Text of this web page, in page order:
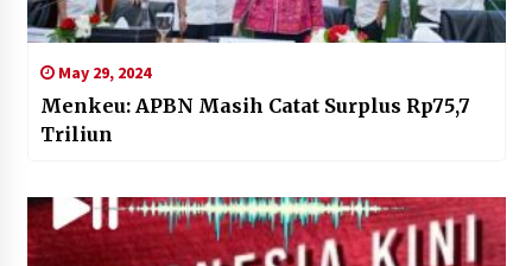
May 29, 2024
Menkeu: APBN Masih Catat Surplus Rp75,7
Triliun